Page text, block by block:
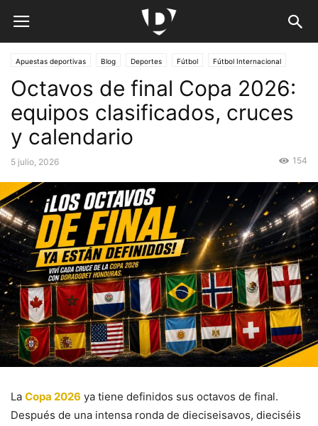
Apuestas deportivas Blog Deportes Fútbol Fútbol Internacional
Países Preguntas frecuentes
Octavos de final Copa 2026:
equipos clasificados, cruces
y calendario
5 julio, 2026 154
La Copa 2026 ya tiene definidos sus octavos de final.
Después de una intensa ronda de dieciseisavos, dieciséis